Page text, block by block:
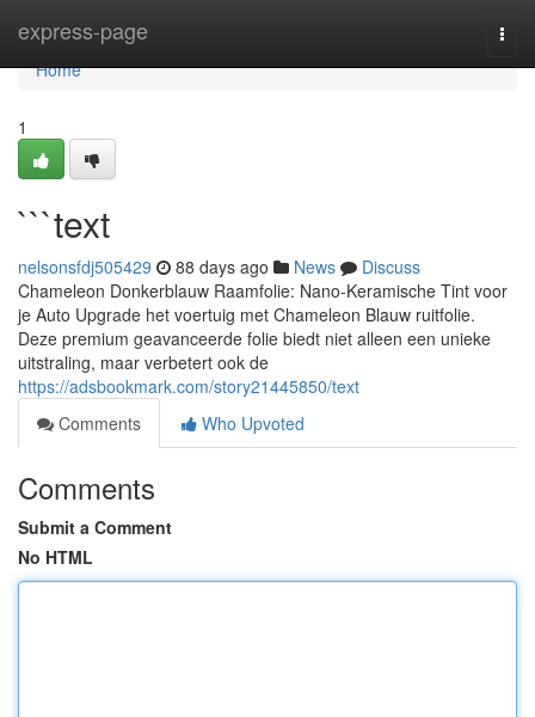
express-page
Home
Home
1
```text
nelsonsfdj505429 88 days ago News
Discuss
Chameleon Donkerblauw Raamfolie: Nano-Keramische Tint voor
je Auto Upgrade het voertuig met Chameleon Blauw ruitfolie.
Deze premium geavanceerde folie biedt niet alleen een unieke
uitstraling, maar verbetert ook de
https://adsbookmark.com/story21445850/text
Comments
Who Upvoted
Comments
Submit a Comment
No HTML